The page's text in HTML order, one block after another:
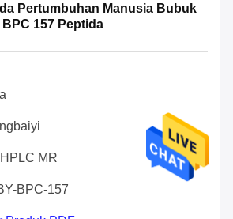
Pertumbuhan Manusia Bubuk
157 Peptida
MR
BPC-157